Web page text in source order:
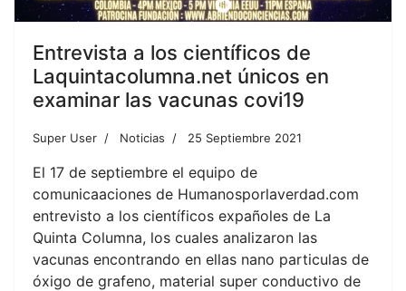
Entrevista a los científicos de
Laquintacolumna.net únicos en
examinar las vacunas covi19
Super User Noticias 25 Septiembre 2021
El 17 de septiembre el equipo de
comunicaaciones de Humanosporlaverdad.com
entrevisto a los científicos expañoles de La
Quinta Columna, los cuales analizaron las
vacunas encontrando en ellas nano particulas de
óxigo de grafeno, material super conductivo de